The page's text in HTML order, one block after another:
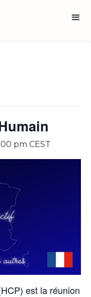
pm CEST
est la réunion